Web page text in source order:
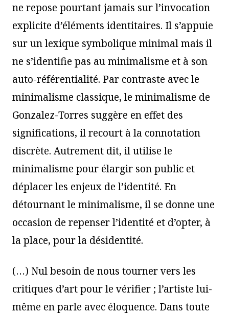
ne repose pourtant jamais sur l’invocation
explicite d’éléments identitaires. Il s’appuie
sur un lexique symbolique minimal mais il
ne s’identifie pas au minimalisme et à son
auto-référentialité. Par contraste avec le
minimalisme classique, le minimalisme de
Gonzalez-Torres suggère en effet des
significations, il recourt à la connotation
discrète. Autrement dit, il utilise le
minimalisme pour élargir son public et
déplacer les enjeux de l’identité. En
détournant le minimalisme, il se donne une
occasion de repenser l’identité et d’opter, à
la place, pour la désidentité.
(…) Nul besoin de nous tourner vers les
critiques d’art pour le vérifier ; l’artiste lui-
même en parle avec éloquence. Dans toute